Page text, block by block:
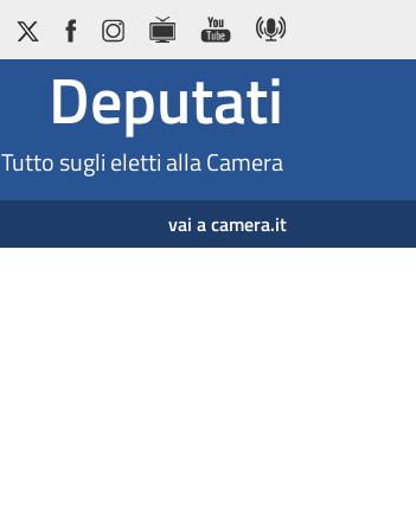
Deputati
Tutto sugli eletti alla Camera
vai a camera.it